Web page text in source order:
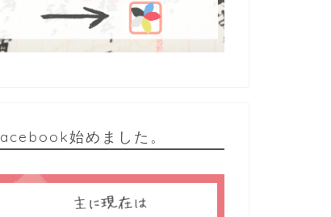
Facebook始めました。